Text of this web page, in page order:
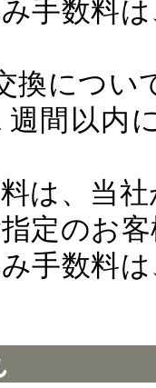
手数料
換につい
週間以
は、当
定のお
手数料